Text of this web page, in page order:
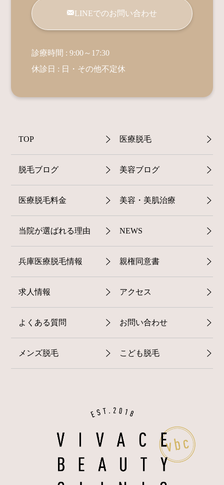
TOP 医療脱毛
脱毛ブログ 美容ブログ
医療脱毛料金 美容・美肌治療
当院が選ばれる理由 NEWS
兵庫医療脱毛情報 親権同意書
求人情報 アクセス
よくある質問 お問い合わせ
メンズ脱毛 こども脱毛
LINEでのお問い合わせ
診療時間 : 9:00～17:30
休診日 : 日・その他不定休